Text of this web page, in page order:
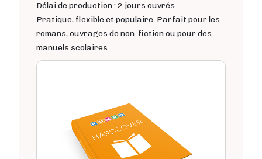
Créer un compte
Délai de production : 2 jours ouvrés
Pratique, flexible et populaire. Parfait pour les
romans, ouvrages de non-fiction ou pour des
manuels scolaires.